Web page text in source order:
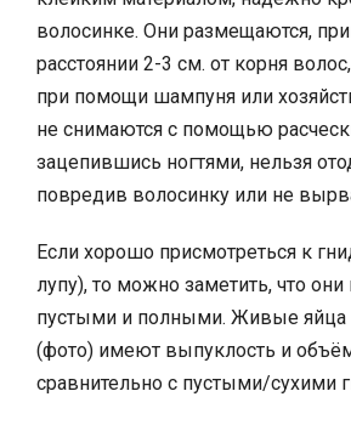
волосинке. Они размещаются,
расстоянии 2-3 см. от корня
при помощи шампуня или
не снимаются с помощью
зацепившись ногтями, нельзя
повредив волосинку или не
Если хорошо присмотреться к
лупу), то можно заметить, что они
пустыми и полными. Живые яйца
(фото) имеют выпуклость и
сравнительно с пустыми/сухими